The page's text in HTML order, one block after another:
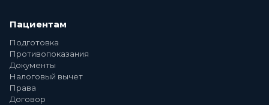
Пациентам
Подготовка
Противопоказания
Документы
Налоговый вычет
Права
Договор